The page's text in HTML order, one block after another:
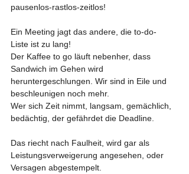
pausenlos-rastlos-zeitlos!
Ein Meeting jagt das andere, die to-do-
Liste ist zu lang!
Der Kaffee to go läuft nebenher, dass
Sandwich im Gehen wird
heruntergeschlungen. Wir sind in Eile und
beschleunigen noch mehr.
Wer sich Zeit nimmt, langsam, gemächlich,
bedächtig, der gefährdet die Deadline.
Das riecht nach Faulheit, wird gar als
Leistungsverweigerung angesehen, oder
Versagen abgestempelt.